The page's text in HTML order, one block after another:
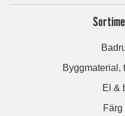
Byggmaterial,
El &